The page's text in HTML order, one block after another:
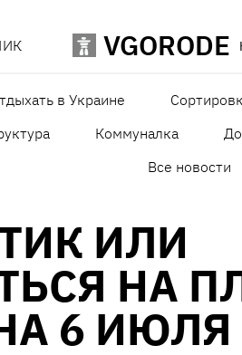
VGORODE
в Украине
Коммуналка
Все новости
ИЛИ
НА
6 ИЮЛЯ